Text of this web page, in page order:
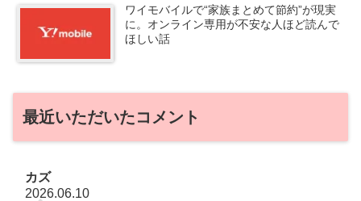
ワイモバイルで“家族まとめて節約”が現実
に。オンライン専用が不安な人ほど読んで
ほしい話
最近いただいたコメント
カズ
2026.06.10